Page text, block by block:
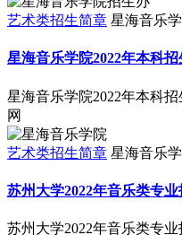
艺术类招生简章 星海音乐
星海音乐学院2022年本科
星海音乐学院2022年本科
网
艺术类招生简章 星海音乐
苏州大学2022年音乐类专
苏州大学2022年音乐类专